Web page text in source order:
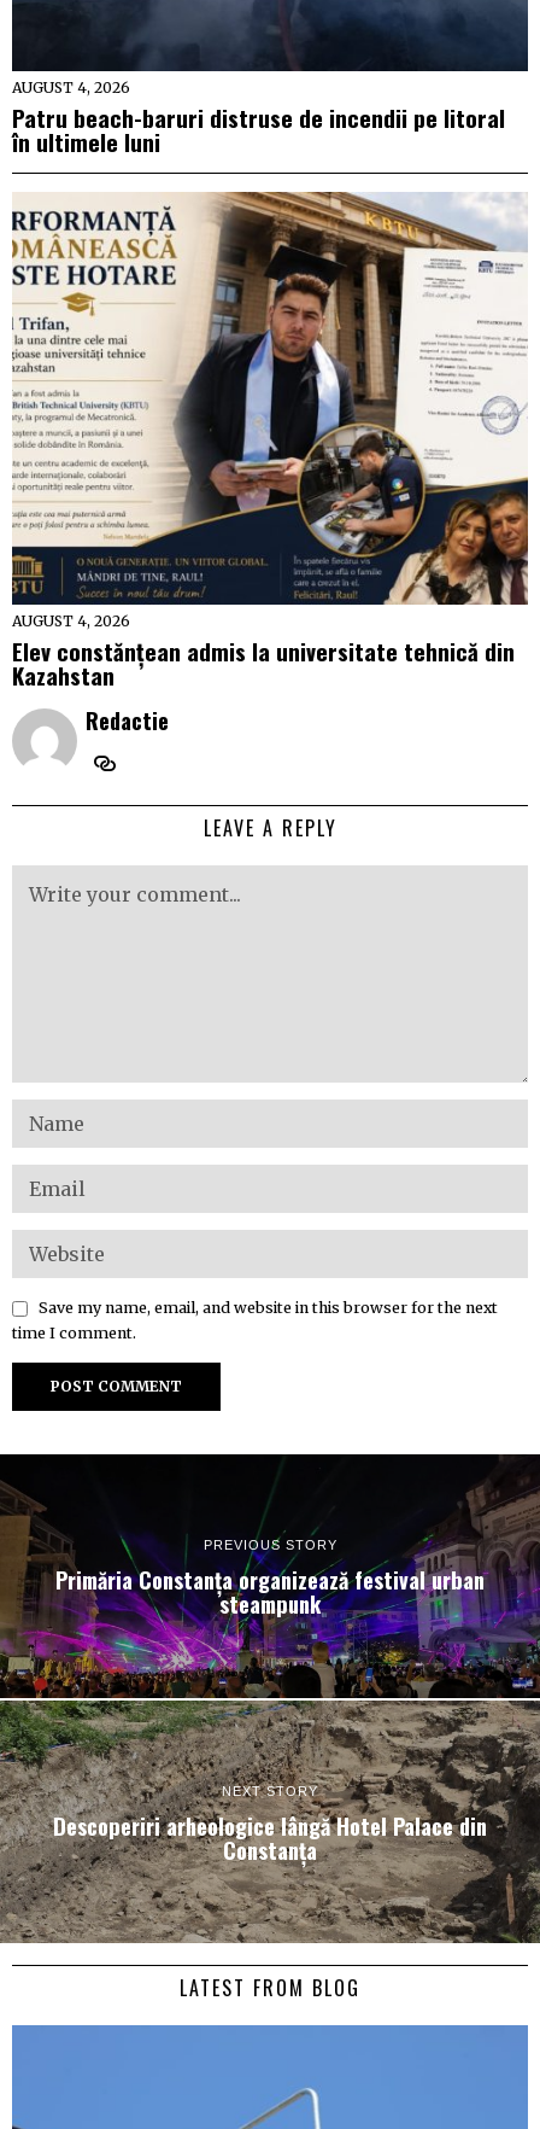
AUGUST 4, 2026
Patru beach-baruri distruse de incendii pe litoral
în ultimele luni
AUGUST 4, 2026
Elev constănțean admis la universitate tehnică din
Kazahstan
Redactie
LEAVE A REPLY
Save my name, email, and website in this browser for the next
time I comment.
PREVIOUS STORY
Primăria Constanța organizează festival urban
steampunk
NEXT STORY
Descoperiri arheologice lângă Hotel Palace din
Constanța
LATEST FROM BLOG